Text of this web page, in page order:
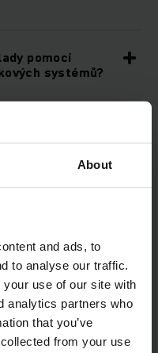
About
and ads, to
to analyse our traffic.
use of our site with
analytics partners who
that you’ve
from your use
pomocí
systémů?
IT?
na
solutions